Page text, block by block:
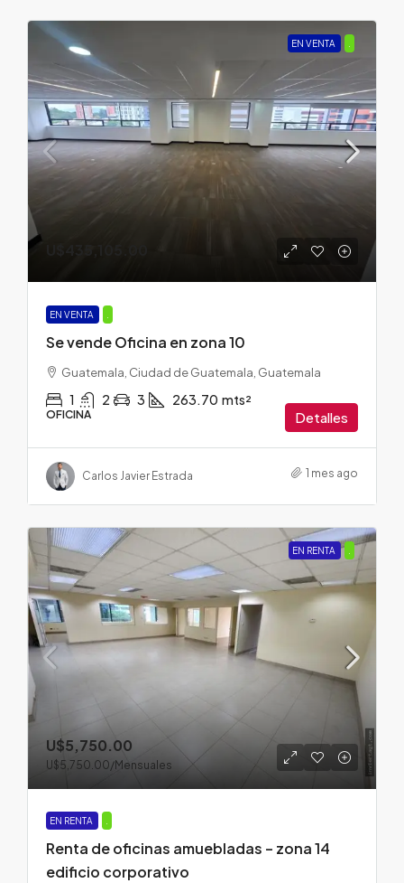
EN VENTA
EN VENTA
Se vende Oficina en zona 10
Guatemala, Ciudad de Guatemala, Guatemala
1 2 3 263.70 mts²
OFICINA Detalles
Carlos Javier Estrada 1 mes ago
EN RENTA
U$5,750.00
U$5,750.00/Mensuales
EN RENTA
Renta de oficinas amuebladas – zona 14
edificio corporativo